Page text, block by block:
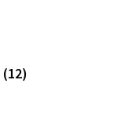
(12)